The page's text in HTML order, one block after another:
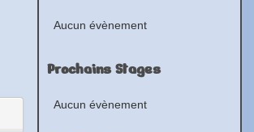
Aucun évènement
Prochains Stages
Aucun évènement